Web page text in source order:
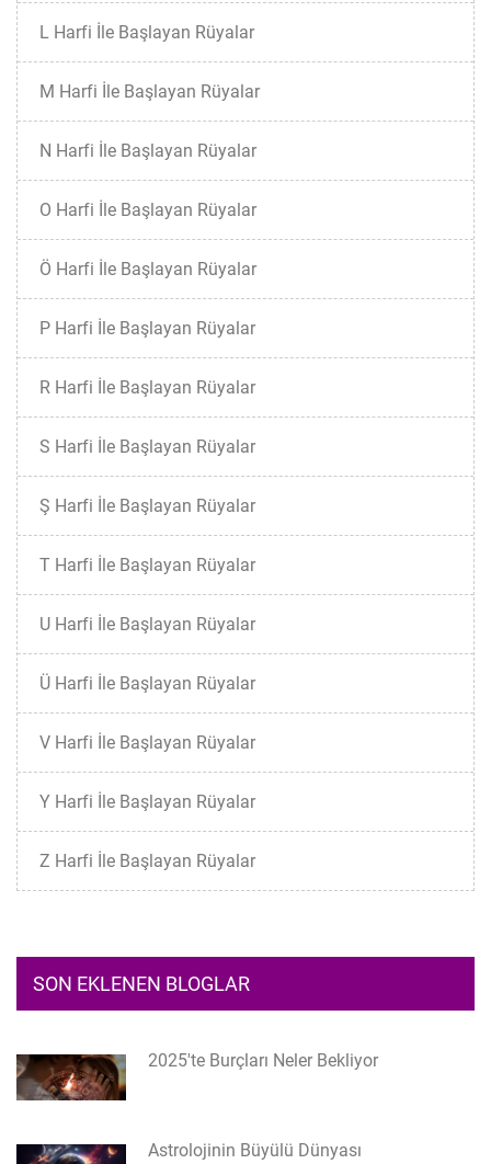
L Harfi İle Başlayan Rüyalar
M Harfi İle Başlayan Rüyalar
N Harfi İle Başlayan Rüyalar
O Harfi İle Başlayan Rüyalar
Ö Harfi İle Başlayan Rüyalar
P Harfi İle Başlayan Rüyalar
R Harfi İle Başlayan Rüyalar
S Harfi İle Başlayan Rüyalar
Ş Harfi İle Başlayan Rüyalar
T Harfi İle Başlayan Rüyalar
U Harfi İle Başlayan Rüyalar
Ü Harfi İle Başlayan Rüyalar
V Harfi İle Başlayan Rüyalar
Y Harfi İle Başlayan Rüyalar
Z Harfi İle Başlayan Rüyalar
SON EKLENEN BLOGLAR
2025'te Burçları Neler Bekliyor
Astrolojinin Büyülü Dünyası